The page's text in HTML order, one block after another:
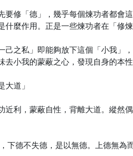
要修「德」，幾乎每個煉功者都會
麼作用。正是一些煉功者在「修
己之私」即能夠放下這個「小我」
小我的蒙蔽之心，發現自身的本性
大道」
近利，蒙蔽自性，背離大道。縱然
下德不失德，是以無德。上德無為